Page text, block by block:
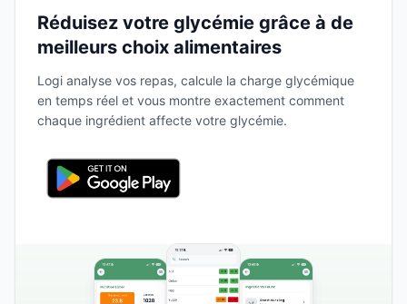
Réduisez votre glycémie grâce à de
meilleurs choix alimentaires
Logi analyse vos repas, calcule la charge glycémique
en temps réel et vous montre exactement comment
chaque ingrédient affecte votre glycémie.